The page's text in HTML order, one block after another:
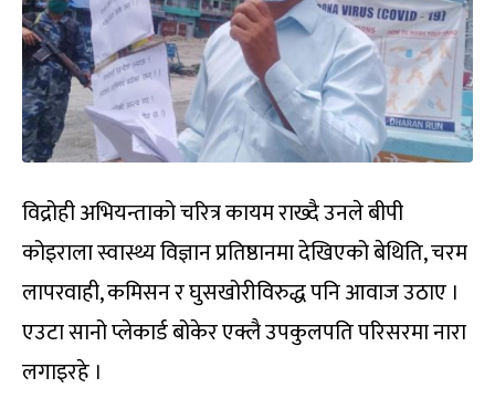
विद्रोही अभियन्ताको चरित्र कायम राख्दै उनले बीपी
कोइराला स्वास्थ्य विज्ञान प्रतिष्ठानमा देखिएको बेथिति, चरम
लापरवाही, कमिसन र घुसखोरीविरुद्ध पनि आवाज उठाए ।
एउटा सानो प्लेकार्ड बोकेर एक्लै उपकुलपति परिसरमा नारा
लगाइरहे ।